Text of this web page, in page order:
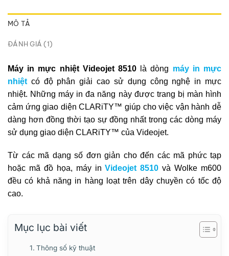
MÔ TẢ
ĐÁNH GIÁ (1)
Máy in mực nhiệt Videojet 8510 là dòng máy in mực
nhiệt có độ phân giải cao sử dụng công nghệ in mực
nhiệt. Những máy in đa năng này được trang bị màn hình
cảm ứng giao diện CLARiTY™ giúp cho việc vận hành dễ
dàng hơn đồng thời tạo sự đồng nhất trong các dòng máy
sử dụng giao diện CLARiTY™ của Videojet.
Từ các mã dạng số đơn giản cho đến các mã phức tạp
hoặc mã đồ họa, máy inVideojet 8510 và Wolke m600
đều có khả năng in hàng loạt trên dây chuyền có tốc độ
cao.
Mục lục bài viết
Thông số kỹ thuật